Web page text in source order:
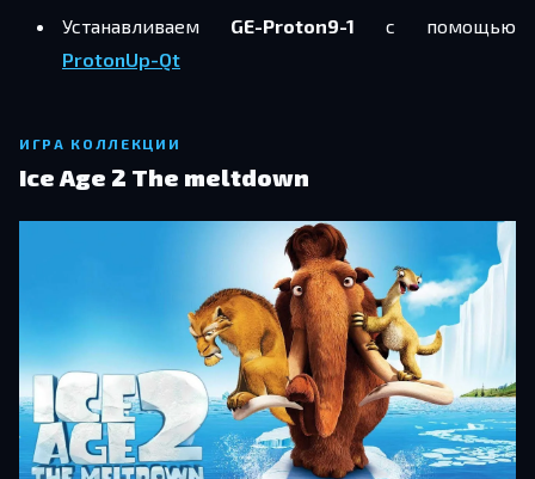
Устанавливаем GE-Proton9-1 c помощью
ProtonUp-Qt
ИГРА КОЛЛЕКЦИИ
Ice Age 2 The meltdown